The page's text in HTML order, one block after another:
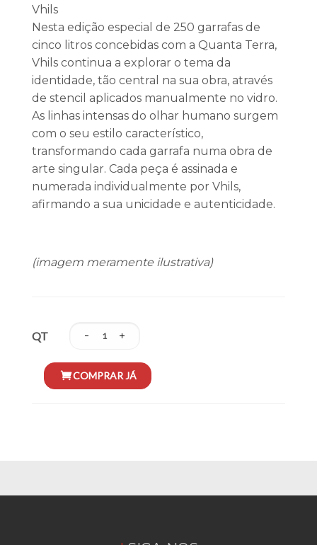
Vhils
Nesta edição especial de 250 garrafas de
cinco litros concebidas com a Quanta Terra,
Vhils continua a explorar o tema da
identidade, tão central na sua obra, através
de stencil aplicados manualmente no vidro.
As linhas intensas do olhar humano surgem
com o seu estilo característico,
transformando cada garrafa numa obra de
arte singular. Cada peça é assinada e
numerada individualmente por Vhils,
afirmando a sua unicidade e autenticidade.
(imagem meramente ilustrativa)
QT